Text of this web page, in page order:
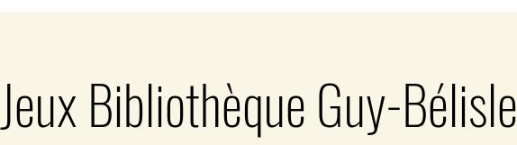
Bibliothèque Guy-Bélisle